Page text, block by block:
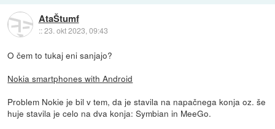
AtaŠtumf
::23. okt 2023, 09:43
O čem to tukaj eni sanjajo?
Nokia smartphones with Android
Problem Nokie je bil v tem, da je stavila na napačnega konja oz. še
huje stavila je celo na dva konja: Symbian in MeeGo.